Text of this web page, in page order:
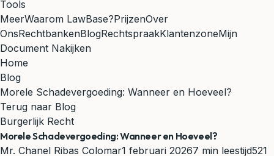
Tools
MeerWaarom LawBase?PrijzenOver
OnsRechtbankenBlogRechtspraakKlantenzoneMijn
Document Nakijken
Home
Blog
Morele Schadevergoeding: Wanneer en Hoeveel?
Terug naar Blog
Burgerlijk Recht
Morele Schadevergoeding: Wanneer en Hoeveel?
Mr. Chanel Ribas Colomar1 februari 20267 min leestijd521